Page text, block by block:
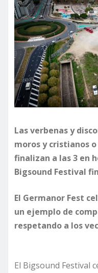
Las verbenas y
moros y cristianos
finalizan a las 3 en
Bigsound Festival
El Germanor Fest
un ejemplo de
respetando a los
El Bigsound Festival